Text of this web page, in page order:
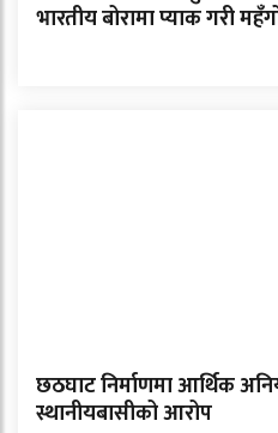
भारतीय बोरामा प्याक गरी
छठघाट निर्माणमा आर्थिक
स्थानीयबासीको आरोप